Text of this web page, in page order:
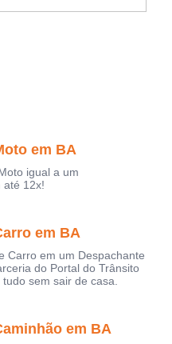
em BA
igual a um
até 12x!
em BA
Carro em um Despachante
do Portal do Trânsito
sem sair de casa.
em BA